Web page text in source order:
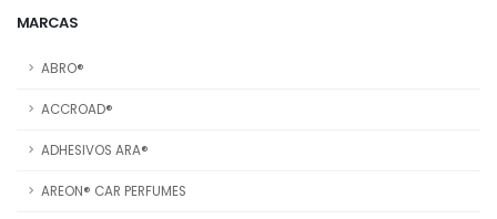
MARCAS
ABRO®
ACCROAD®
ADHESIVOS ARA®
AREON® CAR PERFUMES